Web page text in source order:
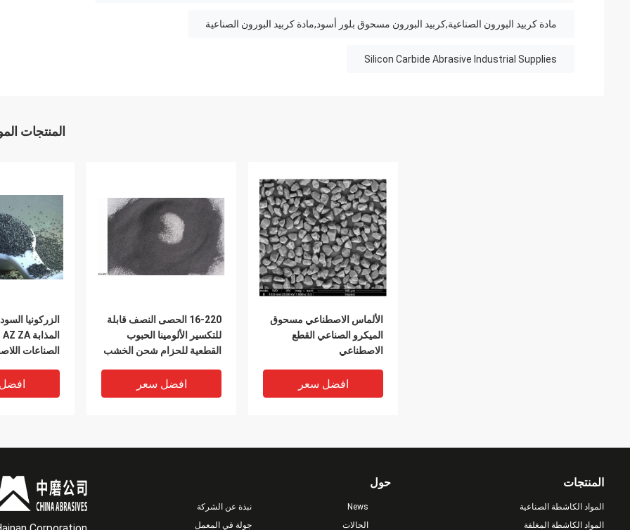
مادة كربيد البورون الصناعية,كربيد البورون مسحوق بلور أسود,مادة كربيد البورون الصناعية
Silicon Carbide Abrasive Industrial Supplies
المنتجات
الزركونيا
الصناعات
16-220 الحصى النصف قابلة
للتكسير الألومينا الحبوب
القطعية للحزام شحن الخشب
افضل سعر
الألماس الاصطناعي مسحوق
الميكرو الصناعي القطع
الاصطناعي
افضل سعر
حول
نبذة عن الشركة
جولة في المعمل
News
الحالات
المنتجات
المواد الكاشطة الصناعية
المواد الكاشطة المغلفة